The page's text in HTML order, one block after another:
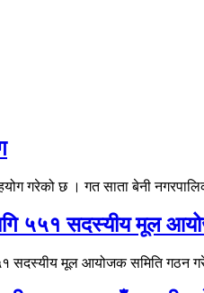
सहयोग गरेको छ । गत साता बेनी
५५१ सदस्यीय मूल
सदस्यीय मूल आयोजक समिति